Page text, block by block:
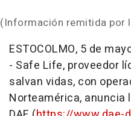
(Información remitida por
ESTOCOLMO, 5 de
- Safe Life, proveedor
salvan vidas, con
Norteamérica, anuncia